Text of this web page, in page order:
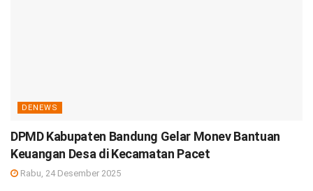
DENEWS
DPMD Kabupaten Bandung Gelar Monev Bantuan
Keuangan Desa di Kecamatan Pacet
Rabu, 24 Desember 2025